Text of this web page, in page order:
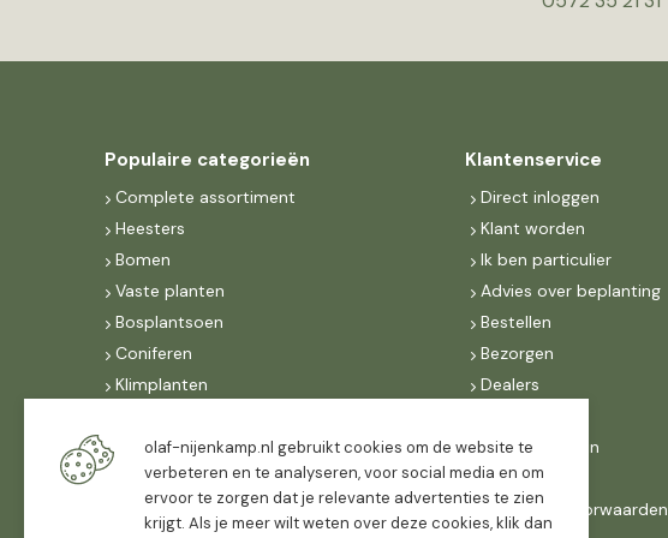
Populaire categorieën
Complete assortiment
Heesters
Bomen
Vaste planten
Bosplantsoen
Coniferen
Klimplanten
Dak, lei- & vormbomen
Dealers
Klantenservice
Direct inloggen
Klant worden
Ik ben particulier
Advies over beplanting
Bestellen
Bezorgen
Dealers
IncoNed Groen
FAQ
Algemene voorwaarden
olaf-nijenkamp.nl gebruikt cookies om de website te
verbeteren en te analyseren, voor social media en om
ervoor te zorgen dat je relevante advertenties te zien
krijgt. Als je meer wilt weten over deze cookies, klik dan